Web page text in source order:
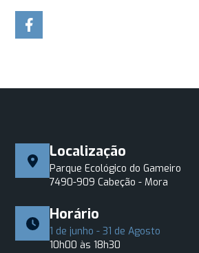
Localização
Parque Ecológico do Gameiro
7490-909 Cabeção - Mora
Horário
1 de junho - 31 de Agosto
10h00 às 18h30